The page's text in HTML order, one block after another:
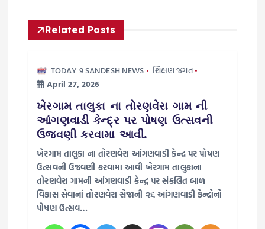
Related Posts
TODAY 9 SANDESH NEWS
શિક્ષણ જગત
April 27, 2026
ખેરગામ તાલુકા ના તોરણવેરા ગામ ની
આંગણવાડી કેન્દ્ર પર પોષણ ઉત્સવની
ઉજવણી કરવામા આવી.
ખેરગામ તાલુકા ના તોરણવેરા આંગણવાડી કેન્દ્ર પર પોષણ
ઉત્સવની ઉજવણી કરવામા આવી ખેરગામ તાલુકાના
તોરણવેરા ગામની આંગણવાડી કેન્દ્ર પર સંકલિત બાળ
વિકાસ સેવાનાં તોરણવેરા સેજાની ૨૬ આંગણવાડી કેન્દ્રોનો
પોષણ ઉત્સવ…